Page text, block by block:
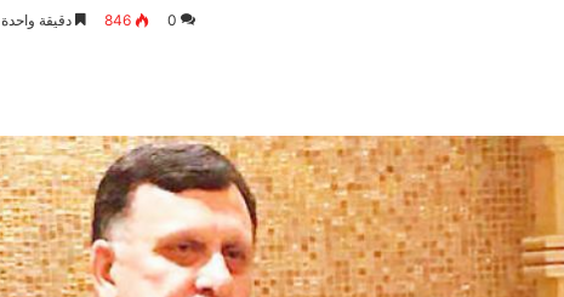
0
846 دقيقة واحدة